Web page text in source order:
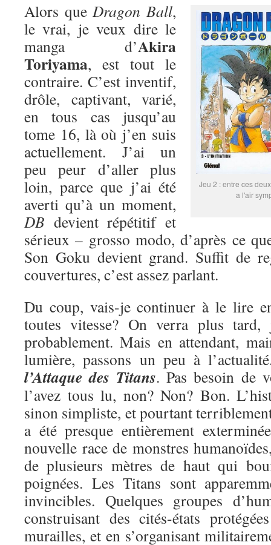
Jeu 2 : entre ces
a l'air
Alors queDragon Ball,
le vrai, je veux dire le
manga d’Akira
Toriyama, est tout le
contraire. C’est inventif,
drôle, captivant, varié,
en tous cas jusqu’au
tome 16, là où j’en suis
actuellement. J’ai un
peu peur d’aller plus
loin, parce que j’ai été
averti qu’à un moment,
DB devient répétitif et
sérieux – grosso modo, d’après ce
Son Goku devient grand. Suffit de
couvertures, c’est assez parlant.
Du coup, vais-je continuer à le lire
toutes vitesse? On verra plus
probablement. Mais en attendant,
lumière, passons un peu à
l’Attaque des Titans. Pas besoin de
l’avez tous lu, non? Non? Bon.
sinon simpliste, et pourtant
a été presque entièrement
nouvelle race de monstres
de plusieurs mètres de haut qui
poignées. Les Titans sont
invincibles. Quelques groupes
construisant des cités-états
murailles, et en s’organisant